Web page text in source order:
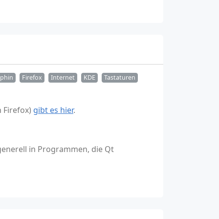
Firefox Internet KDE Tastaturen
Firefox) gibt es hier.
in Programmen, die Qt